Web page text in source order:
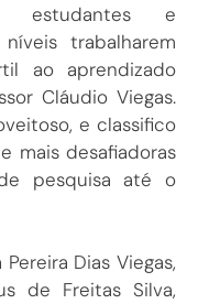
estudantes e
trabalharem
ao aprendizado
Cláudio Viegas.
e classifico
mais desafiadoras
pesquisa até o
Dias Viegas,
de Freitas Silva,